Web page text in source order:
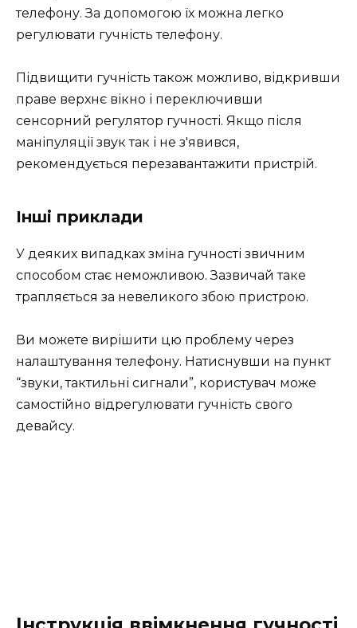
телефону. За допомогою їх можна легко
регулювати гучність телефону.
Підвищити гучність також можливо, відкривши
праве верхнє вікно і переключивши
сенсорний регулятор гучності. Якщо після
маніпуляції звук так і не з'явився,
рекомендується перезавантажити пристрій.
Інші приклади
У деяких випадках зміна гучності звичним
способом стає неможливою. Зазвичай таке
трапляється за невеликого збою пристрою.
Ви можете вирішити цю проблему через
налаштування телефону. Натиснувши на пункт
“звуки, тактильні сигнали”, користувач може
самостійно відрегулювати гучність свого
девайсу.